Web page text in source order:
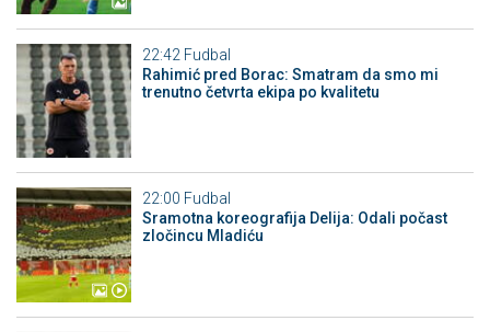
22:42 Fudbal
Rahimić pred Borac: Smatram da smo mi
trenutno četvrta ekipa po kvalitetu
22:00 Fudbal
Sramotna koreografija Delija: Odali počast
zločincu Mladiću